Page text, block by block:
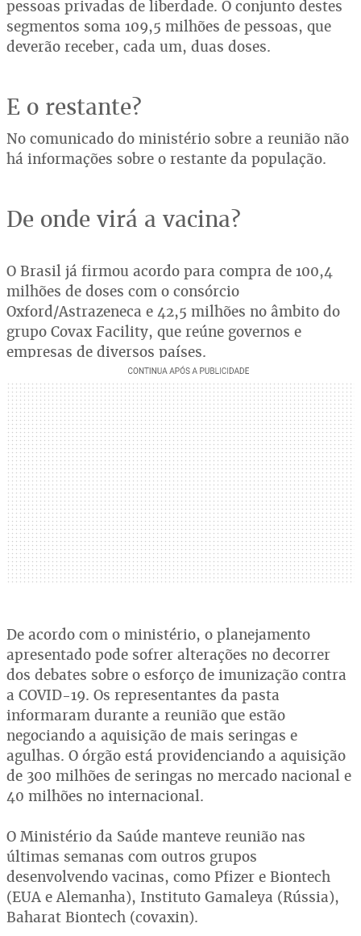
pessoas privadas de liberdade. O conjunto destes
segmentos soma 109,5 milhões de pessoas, que
deverão receber, cada um, duas doses.
E o restante?
No comunicado do ministério sobre a reunião não
há informações sobre o restante da população.
De onde virá a vacina?
O Brasil já firmou acordo para compra de 100,4
milhões de doses com o consórcio
Oxford/Astrazeneca e 42,5 milhões no âmbito do
grupo Covax Facility, que reúne governos e
empresas de diversos países.
De acordo com o ministério, o planejamento
apresentado pode sofrer alterações no decorrer
dos debates sobre o esforço de imunização contra
a COVID-19. Os representantes da pasta
informaram durante a reunião que estão
negociando a aquisição de mais seringas e
agulhas. O órgão está providenciando a aquisição
de 300 milhões de seringas no mercado nacional e
40 milhões no internacional.
O Ministério da Saúde manteve reunião nas
últimas semanas com outros grupos
desenvolvendo vacinas, como Pfizer e Biontech
(EUA e Alemanha), Instituto Gamaleya (Rússia),
Baharat Biontech (covaxin).